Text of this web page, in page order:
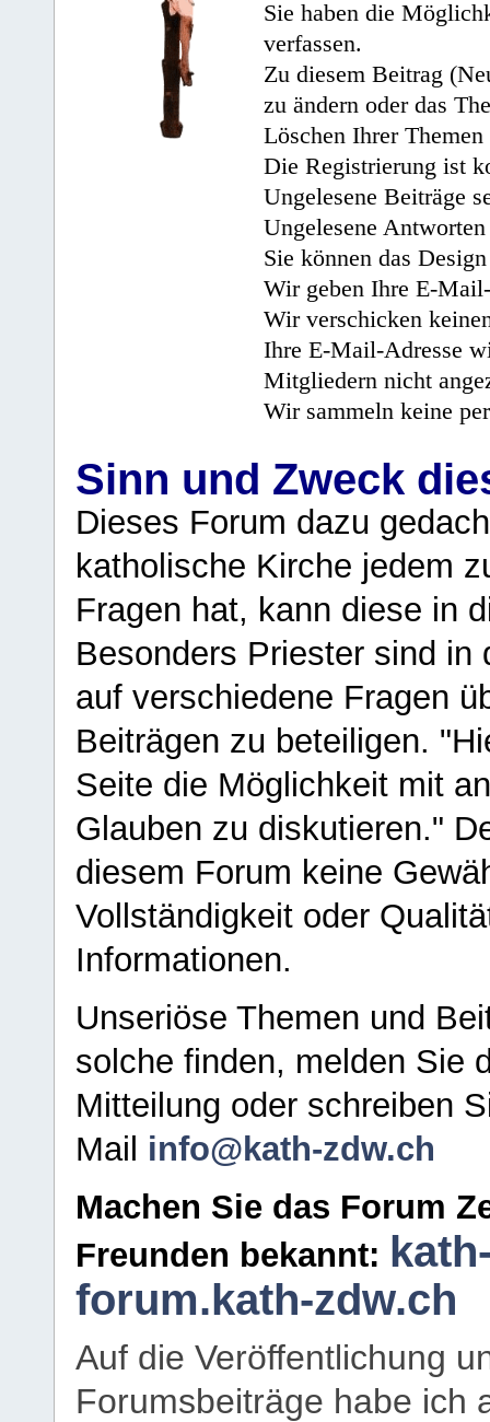
Sie haben die
verfassen.
Zu diesem Beitrag
zu ändern oder das
Löschen Ihrer
Die Registrierung ist
Ungelesene Beiträge
Ungelesene
Sie können das
Wir geben Ihre E-
Wir verschicken
Ihre E-Mail-Adresse
Mitgliedern nicht
Wir sammeln keine
Sinn und Zweck
Dieses Forum dazu
katholische Kirche jedem
Fragen hat, kann diese in
Besonders Priester sind in
auf verschiedene Fragen
Beiträgen zu beteiligen.
Seite die Möglichkeit mit
Glauben zu diskutieren."
diesem Forum keine
Vollständigkeit oder
Informationen.
Unseriöse Themen und
solche finden, melden Sie
Mitteilung oder schreiben
Mail info@kath-zdw.ch
Machen Sie das Forum
Freunden bekannt:
forum.kath-zdw.ch
Auf die Veröffentlichung
Forumsbeiträge habe ich